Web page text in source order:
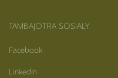
TAMBAJOTRA SOSIALY
Facebook
LinkedIn